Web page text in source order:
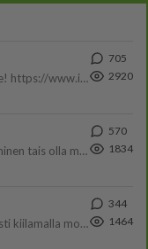
Nyt menee kissalan poikien touhu liian pitkälle! https://www.is.fi/kotimaa/art-2000012193221.html Karu video mopomiiti
705
2920
Menikös öoliisilta yli tuo mppedinkans kisaaminen tais olla melkoinen riski vahigoittaa tarpeettomasti jopa kuolla tuoss
570
1834
Ylellä leviää video jossa poliisi pysäyttää rajusti kiilamalla mopo pojan. Toivottavasti poliisi ottaa tuosta mallia myö
344
1464